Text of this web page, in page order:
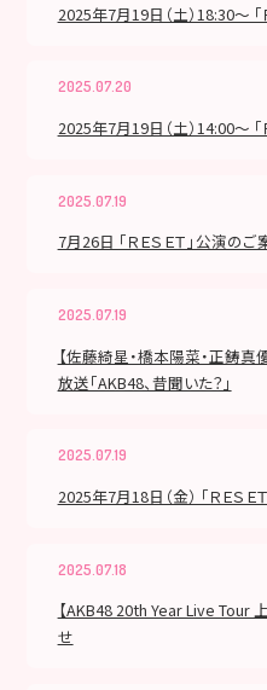
2025年7月19日（土）18:30～ 「
2025.07.20
2025年7月19日（土）14:00～ 「
2025.07.19
7月26日 「ＲＥＳＥＴ」公演のご
2025.07.19
【佐藤綺星・橋本陽菜・正鋳
放送「AKB48、昔聞いた？」
2025.07.19
2025年7月18日（金） 「ＲＥＳＥ
2025.07.18
【AKB48 20th Year Live Tour
せ